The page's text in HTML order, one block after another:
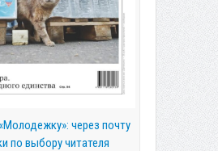
через почту
по выбору читателя